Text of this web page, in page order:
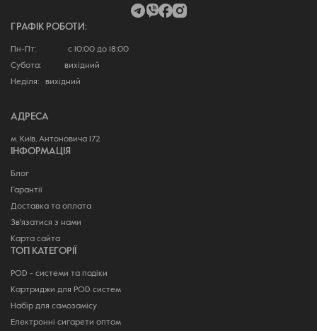
ГРАФІК РОБОТИ:
Пн-Пт: с 10:00 до 18:00
Субота: вихідний
Неділя: вихідний
АДРЕСА
м. Київ, Антоновича 172
ІНФОРМАЦІЯ
Блог
Гарантії
Доставка та оплата
Зв'язатися з нами
Карта сайта
ТОП КАТЕГОРІЇ
POD - системи та подіки
Картриджи для POD систем
Набір для самозамісу
Електронні сигарети оптом